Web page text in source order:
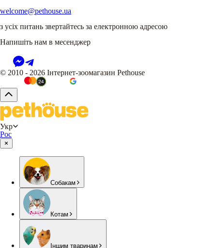
welcome@pethouse.ua
з усіх питань звертайтесь за електронною адресою
Напишіть нам в месенджер
© 2010 - 2026 Інтернет-зоомагазин Pethouse
Укр
Рос
Собакам
Котам
Іншим тваринам